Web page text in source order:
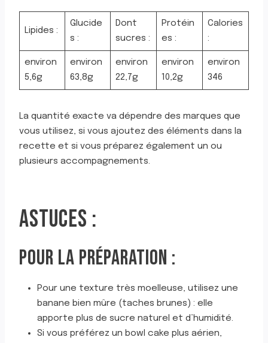
Lipides :
Glucide
s :
Dont
sucres :
Protéin
es :
Calories
:
environ
5,6g
environ
63,8g
environ
22,7g
environ
10,2g
environ
346
La quantité exacte va dépendre des marques que
vous utilisez, si vous ajoutez des éléments dans la
recette et si vous préparez également un ou
plusieurs accompagnements.
ASTUCES :
POUR LA PRÉPARATION :
Pour une texture très moelleuse, utilisez une
banane bien mûre (taches brunes) : elle
apporte plus de sucre naturel et d’humidité.
Si vous préférez un bowl cake plus aérien,